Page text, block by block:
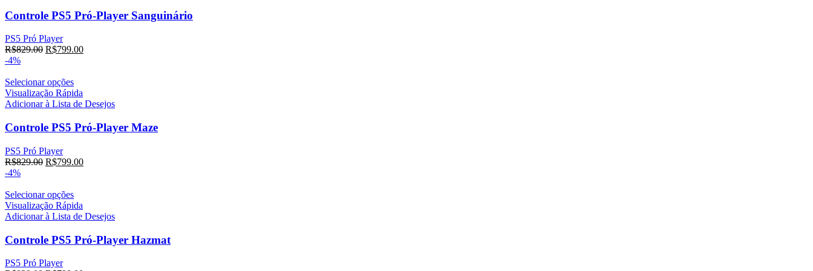
Controle PS5 Pró-Player Sanguinário
PS5 Pró Player
R$829.00 R$799.00
-4%
Selecionar opções
Visualização Rápida
Adicionar à Lista de Desejos
Controle PS5 Pró-Player Maze
PS5 Pró Player
R$829.00 R$799.00
-4%
Selecionar opções
Visualização Rápida
Adicionar à Lista de Desejos
Controle PS5 Pró-Player Hazmat
PS5 Pró Player